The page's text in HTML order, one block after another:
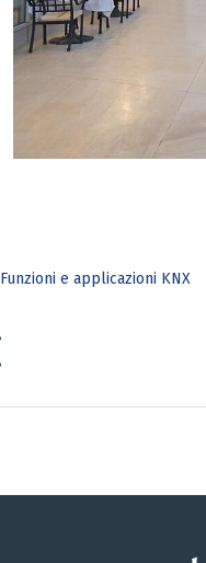
Funzioni e applicazioni KNX